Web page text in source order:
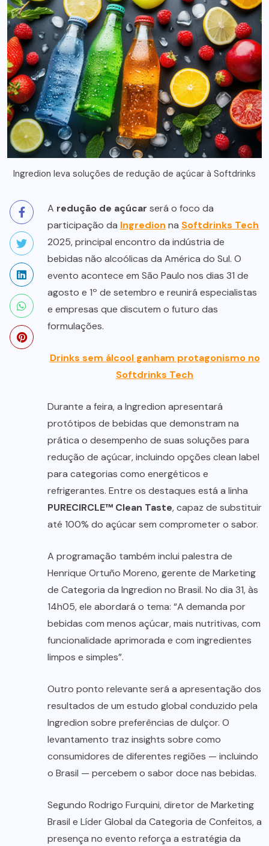
Ingredion leva soluções de redução de açúcar à Softdrinks
A redução de açúcar será o foco da
participação da Ingredion na Softdrinks Tech
2025, principal encontro da indústria de
bebidas não alcoólicas da América do Sul. O
evento acontece em São Paulo nos dias 31 de
agosto e 1º de setembro e reunirá especialistas
e empresas que discutem o futuro das
formulações.
Drinks sem álcool ganham protagonismo no
Softdrinks Tech
Durante a feira, a Ingredion apresentará
protótipos de bebidas que demonstram na
prática o desempenho de suas soluções para
redução de açúcar, incluindo opções clean label
para categorias como energéticos e
refrigerantes. Entre os destaques está a linha
PURECIRCLE™ Clean Taste, capaz de substituir
até 100% do açúcar sem comprometer o sabor.
A programação também inclui palestra de
Henrique Ortuño Moreno, gerente de Marketing
de Categoria da Ingredion no Brasil. No dia 31, às
14h05, ele abordará o tema: “A demanda por
bebidas com menos açúcar, mais nutritivas, com
funcionalidade aprimorada e com ingredientes
limpos e simples”.
Outro ponto relevante será a apresentação dos
resultados de um estudo global conduzido pela
Ingredion sobre preferências de dulçor. O
levantamento traz insights sobre como
consumidores de diferentes regiões — incluindo
o Brasil — percebem o sabor doce nas bebidas.
Segundo Rodrigo Furquini, diretor de Marketing
Brasil e Líder Global da Categoria de Confeitos, a
presença no evento reforça a estratégia da